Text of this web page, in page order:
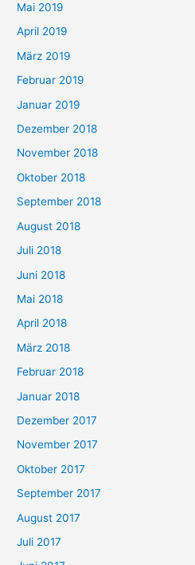
Mai 2019
April 2019
März 2019
Februar 2019
Januar 2019
Dezember 2018
November 2018
Oktober 2018
September 2018
August 2018
Juli 2018
Juni 2018
Mai 2018
April 2018
März 2018
Februar 2018
Januar 2018
Dezember 2017
November 2017
Oktober 2017
September 2017
August 2017
Juli 2017